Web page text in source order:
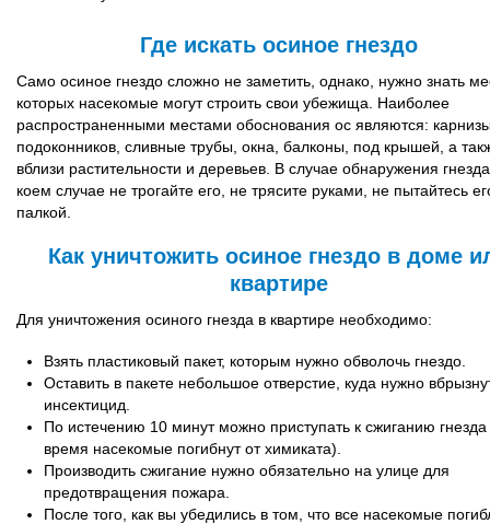
Где искать осиное гнездо
Само осиное гнездо сложно не заметить, однако, нужно знать
которых насекомые могут строить свои убежища. Наиболее
распространенными местами обоснования ос являются:
подоконников, сливные трубы, окна, балконы, под крышей, а
вблизи растительности и деревьев. В случае обнаружения
коем случае не трогайте его, не трясите руками, не пытайтесь
палкой.
Как уничтожить осиное гнездо в доме
квартире
Для уничтожения осиного гнезда в квартире необходимо:
Взять пластиковый пакет, которым нужно обволочь гнездо.
Оставить в пакете небольшое отверстие, куда нужно
инсектицид.
По истечению 10 минут можно приступать к сжиганию гнезда
время насекомые погибнут от химиката).
Производить сжигание нужно обязательно на улице для
предотвращения пожара.
После того, как вы убедились в том, что все насекомые